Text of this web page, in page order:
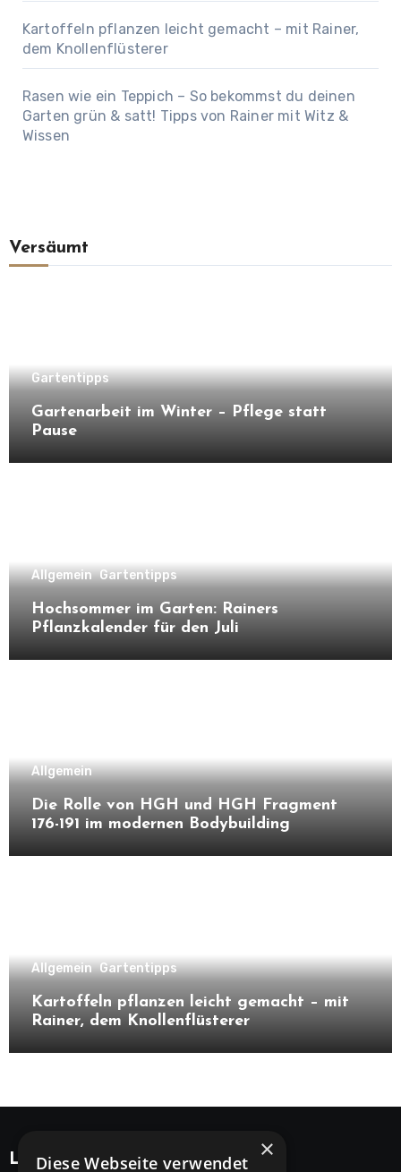
Kartoffeln pflanzen leicht gemacht – mit Rainer,
dem Knollenflüsterer
Rasen wie ein Teppich – So bekommst du deinen
Garten grün & satt! Tipps von Rainer mit Witz &
Wissen
Versäumt
Gartentipps
Gartenarbeit im Winter – Pflege statt
Pause
Allgemein Gartentipps
Hochsommer im Garten: Rainers
Pflanzkalender für den Juli
Allgemein
Die Rolle von HGH und HGH Fragment
176-191 im modernen Bodybuilding
Allgemein Gartentipps
Kartoffeln pflanzen leicht gemacht – mit
Rainer, dem Knollenflüsterer
Legal ×
Diese Webseite verwendet